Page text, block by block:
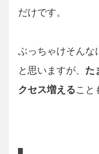
だけです。
ぶっちゃけそんな
と思いますが、 た
クセス増えること